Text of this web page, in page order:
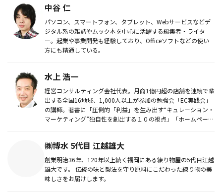
中谷 仁
パソコン、スマートフォン、タブレット、Webサービスなどデ
ジタル系の雑誌やムック本を中心に活躍する編集者・ライタ
ー。起業や事業開発も経験しており、Officeソフトなどの使い
方にも精通している。
水上 浩一
経営コンサルティング会社代表。月商1億円超の店舗を連続で輩
出する全国16地域、1,000人以上が参加の勉強会「EC実践会」
の講師。著書に「圧倒的「利益」を生み出す“キュレーション・
マーケティング”独自性を創出する１０の視点」「ホームページ
㈱博水 5代目 江越雄大
創業明治36年、120年以上続く福岡にある練り物屋の5代目江越
雄大です。 伝統の味と製法を守り原料にこだわった練り物の美
味しさをお届けします。